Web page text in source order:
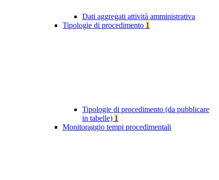
Dati aggregati attività amministrativa
Tipologie di procedimento 1
Tipologie di procedimento (da pubblicare
in tabelle) 1
Monitoraggio tempi procedimentali